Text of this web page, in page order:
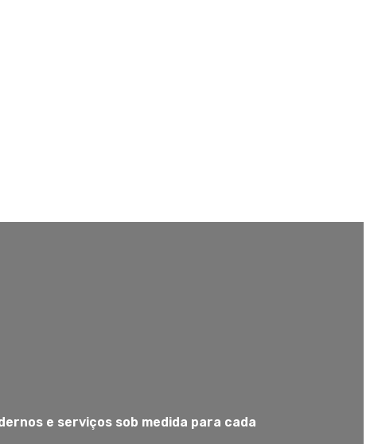
e serviços sob medida para cada